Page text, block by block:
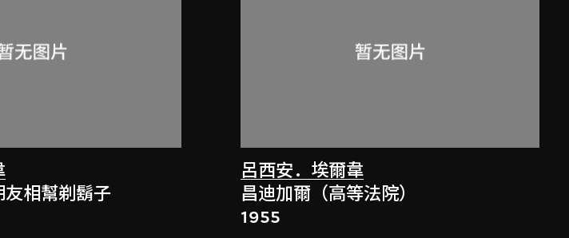
友相幫剃鬍子
呂西安．埃爾韋
昌迪加爾（高等法院）
1955